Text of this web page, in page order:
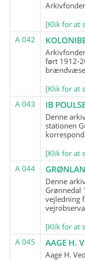
[Klik for at
A 042
ført 1912-
[Klik for at
A 043
IB
Denne
stationen
[Klik for at
A 044
Denne
Grønnedal
vejledning
[Klik for at
A 045
AAGE H.
Aage H.